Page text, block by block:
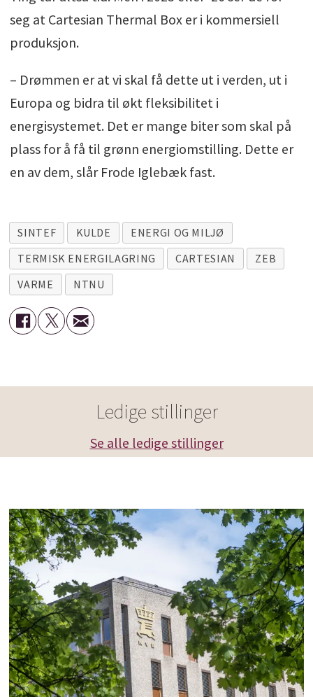
seg at Cartesian Thermal Box er i kommersiell
produksjon.
– Drømmen er at vi skal få dette ut i verden, ut i
Europa og bidra til økt fleksibilitet i
energisystemet. Det er mange biter som skal på
plass for å få til grønn energiomstilling. Dette er
en av dem, slår Frode Iglebæk fast.
SINTEF KULDE
ENERGI OG MILJØ
TERMISK ENERGILAGRING
CARTESIAN
ZEB
VARME
NTNU
Ledige stillinger
Se alle ledige stillinger